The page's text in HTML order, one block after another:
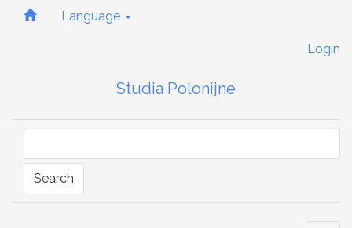
Quick
Main
Sidebar
Language
Login
Studia Polonijne
Search